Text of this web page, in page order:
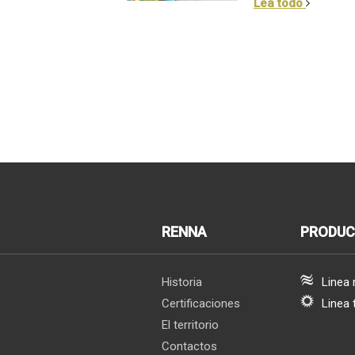
Lea todo
RENNA
Historia
Certificaciones
El territorio
Contactos
Linea
Linea